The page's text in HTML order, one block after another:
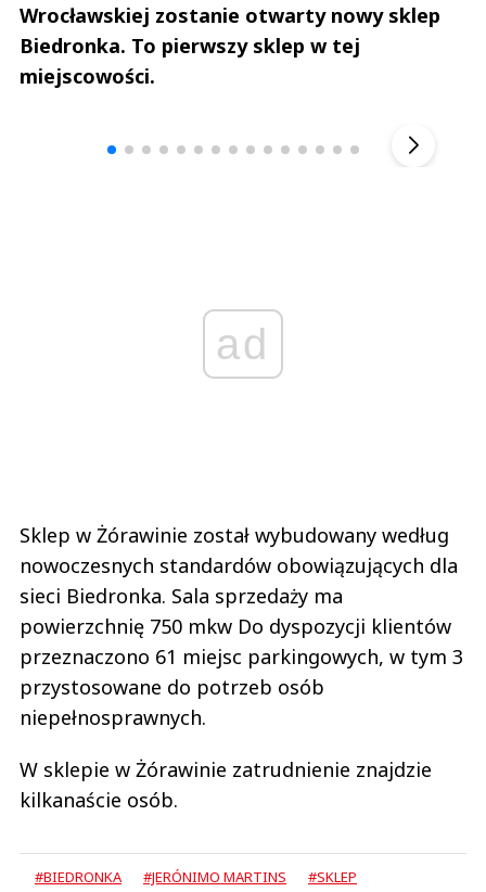
Wrocławskiej zostanie otwarty nowy sklep
Biedronka. To pierwszy sklep w tej
miejscowości.
ad
Sklep w Żórawinie został wybudowany według
nowoczesnych standardów obowiązujących dla
sieci Biedronka. Sala sprzedaży ma
powierzchnię 750 mkw Do dyspozycji klientów
przeznaczono 61 miejsc parkingowych, w tym 3
przystosowane do potrzeb osób
niepełnosprawnych.
W sklepie w Żórawinie zatrudnienie znajdzie
kilkanaście osób.
#BIEDRONKA #JERÓNIMO MARTINS
#SKLEP